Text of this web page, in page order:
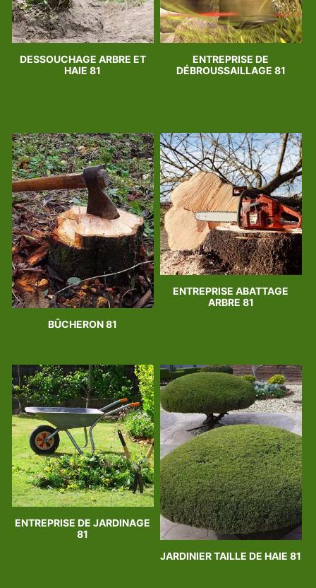
DESSOUCHAGE ARBRE ET
HAIE 81
ENTREPRISE DE
DÉBROUSSAILLAGE 81
BÛCHERON 81
ENTREPRISE ABATTAGE
ARBRE 81
ENTREPRISE DE JARDINAGE
81
JARDINIER TAILLE DE HAIE 81